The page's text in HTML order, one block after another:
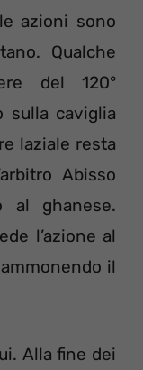
azioni sono
Qualche
del 120°
sulla caviglia
laziale resta
Abisso
al ghanese.
l’azione al
il
Alla fine dei